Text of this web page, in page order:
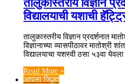
तालुकास्तरीय विज्ञान
विद्यालयाची यशाची
तालुकास्तरीय विज्ञान प्रदर्शनात
विज्ञानाच्या व्यासपीठावर मातोश्री
विद्यालयाचा यशस्वी ठसा ५३वा
Read More »
आपला जिल्हा